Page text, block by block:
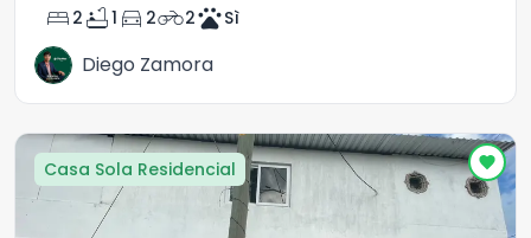
bed 2 bathtub1 directions_car 2motorcycle2petsSì
Diego Zamora
Casa Sola Residencial